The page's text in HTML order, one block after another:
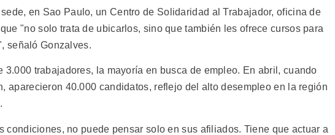
en Sao Paulo, un Centro de Solidaridad al Trabajador, oficina de
"no solo trata de ubicarlos, sino que también les ofrece cursos para
señaló Gonzalves.
3.000 trabajadores, la mayoría en busca de empleo. En abril, cuando
aparecieron 40.000 candidatos, reflejo del alto desempleo en la región
condiciones, no puede pensar solo en sus afiliados. Tiene que actuar a